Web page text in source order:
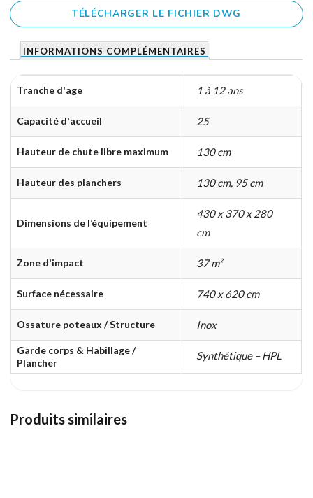
TÉLÉCHARGER LE FICHIER DWG
INFORMATIONS COMPLÉMENTAIRES
Tranche d'age 1 à 12 ans
Capacité d'accueil 25
Hauteur de chute libre maximum 130 cm
Hauteur des planchers 130 cm, 95 cm
Dimensions de l’équipement
430 x 370 x 280
cm
Zone d'impact 37 m²
Surface nécessaire 740 x 620 cm
Ossature poteaux / Structure Inox
Garde corps & Habillage /
Plancher
Synthétique – HPL
Produits similaires